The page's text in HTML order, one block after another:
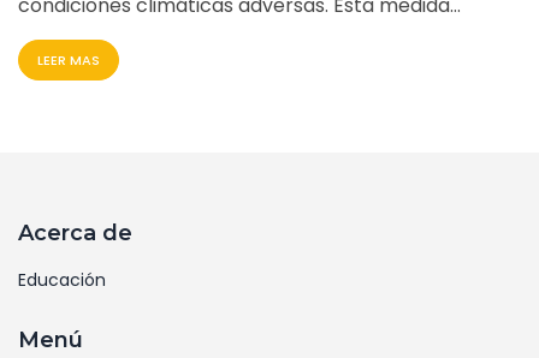
condiciones climáticas adversas. Esta medida
pretende garantizar la seguridad de estudiantes y
personal escolar, afectando a todas las instituciones
LEER MAS
Acerca de
Educación
Menú